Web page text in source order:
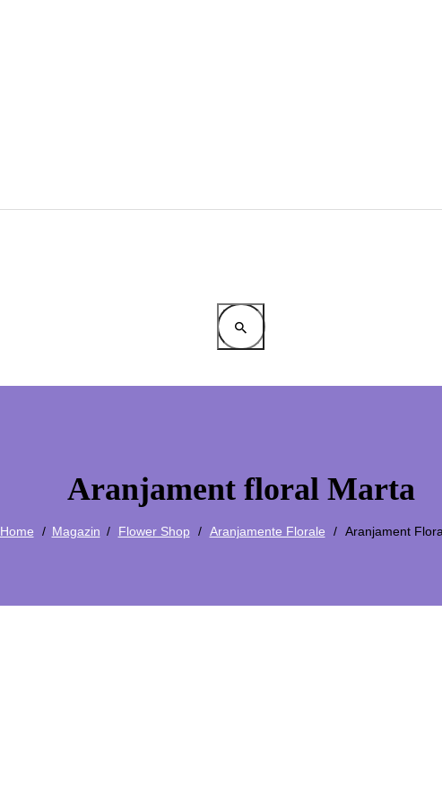
Aranjament floral Marta
Home Magazin Flower Shop Aranjamente Florale Aranjament